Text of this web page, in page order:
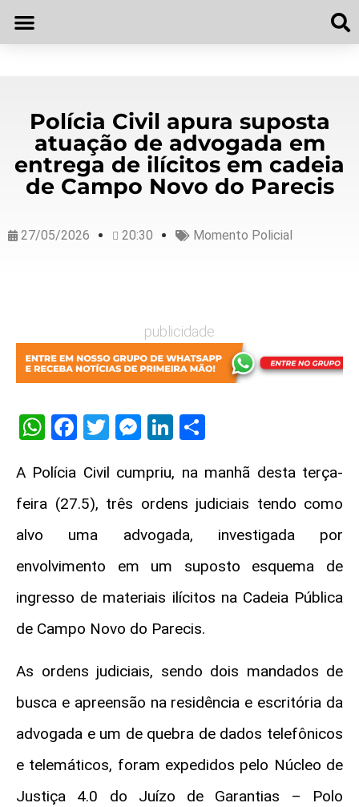
Polícia Civil apura suposta
atuação de advogada em
entrega de ilícitos em cadeia
de Campo Novo do Parecis
27/05/2026 20:30 Momento Policial
publicidade
WhatsApp
Facebook
Twitter
Messenger
LinkedIn
A Polícia Civil cumpriu, na manhã desta terça-
feira (27.5), três ordens judiciais tendo como
alvo uma advogada, investigada por
envolvimento em um suposto esquema de
ingresso de materiais ilícitos na Cadeia Pública
de Campo Novo do Parecis.
As ordens judiciais, sendo dois mandados de
busca e apreensão na residência e escritória da
advogada e um de quebra de dados telefônicos
e telemáticos, foram expedidos pelo Núcleo de
Justiça 4.0 do Juízo de Garantias – Polo